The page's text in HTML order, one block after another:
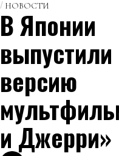
НОВОСТИ
В Японии
версию
и Джерри»